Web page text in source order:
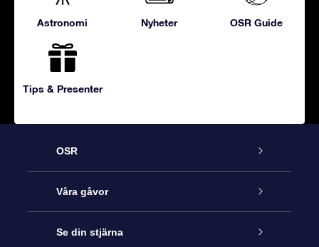
Astronomi Nyheter OSR Guide
Tips & Presenter
OSR
Kundtjänst
Kontakta oss
Våra gåvor
Online-Stjärngåva
Se din stjärna